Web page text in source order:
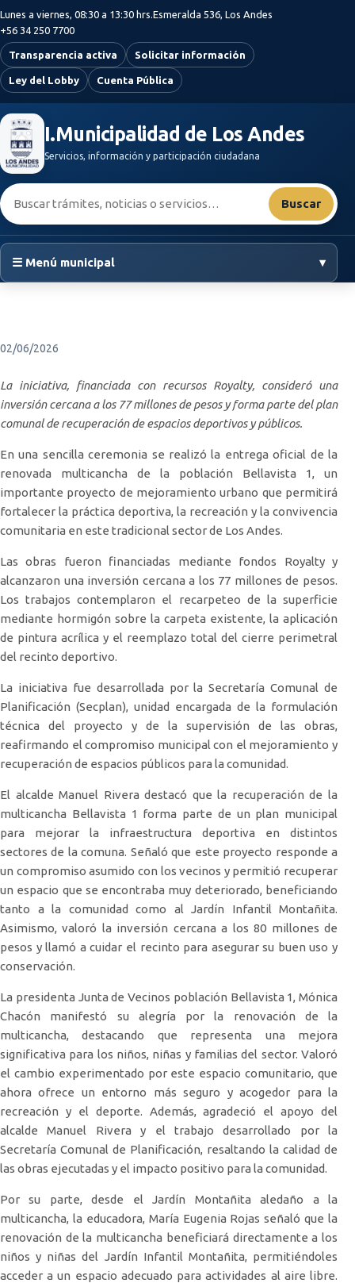
Saltar al contenido principal
Lunes a viernes, 08:30 a 13:30 hrs.Esmeralda 536, Los Andes
+56 34 250 7700
Transparencia activa Solicitar información
Ley del Lobby Cuenta Pública
I.Municipalidad de Los Andes
Servicios, información y participación ciudadana
Buscar:
Buscar
☰ Menú municipal ▾
02/06/2026
La iniciativa, financiada con recursos Royalty, consideró una
inversión cercana a los 77 millones de pesos y forma parte del plan
comunal de recuperación de espacios deportivos y públicos.
En una sencilla ceremonia se realizó la entrega oficial de la
renovada multicancha de la población Bellavista 1, un
importante proyecto de mejoramiento urbano que permitirá
fortalecer la práctica deportiva, la recreación y la convivencia
comunitaria en este tradicional sector de Los Andes.
Las obras fueron financiadas mediante fondos Royalty y
alcanzaron una inversión cercana a los 77 millones de pesos.
Los trabajos contemplaron el recarpeteo de la superficie
mediante hormigón sobre la carpeta existente, la aplicación
de pintura acrílica y el reemplazo total del cierre perimetral
del recinto deportivo.
La iniciativa fue desarrollada por la Secretaría Comunal de
Planificación (Secplan), unidad encargada de la formulación
técnica del proyecto y de la supervisión de las obras,
reafirmando el compromiso municipal con el mejoramiento y
recuperación de espacios públicos para la comunidad.
El alcalde Manuel Rivera destacó que la recuperación de la
multicancha Bellavista 1 forma parte de un plan municipal
para mejorar la infraestructura deportiva en distintos
sectores de la comuna. Señaló que este proyecto responde a
un compromiso asumido con los vecinos y permitió recuperar
un espacio que se encontraba muy deteriorado, beneficiando
tanto a la comunidad como al Jardín Infantil Montañita.
Asimismo, valoró la inversión cercana a los 80 millones de
pesos y llamó a cuidar el recinto para asegurar su buen uso y
conservación.
La presidenta Junta de Vecinos población Bellavista 1, Mónica
Chacón manifestó su alegría por la renovación de la
multicancha, destacando que representa una mejora
significativa para los niños, niñas y familias del sector. Valoró
el cambio experimentado por este espacio comunitario, que
ahora ofrece un entorno más seguro y acogedor para la
recreación y el deporte. Además, agradeció el apoyo del
alcalde Manuel Rivera y el trabajo desarrollado por la
Secretaría Comunal de Planificación, resaltando la calidad de
las obras ejecutadas y el impacto positivo para la comunidad.
Por su parte, desde el Jardín Montañita aledaño a la
multicancha, la educadora, María Eugenia Rojas señaló que la
renovación de la multicancha beneficiará directamente a los
niños y niñas del Jardín Infantil Montañita, permitiéndoles
acceder a un espacio adecuado para actividades al aire libre.